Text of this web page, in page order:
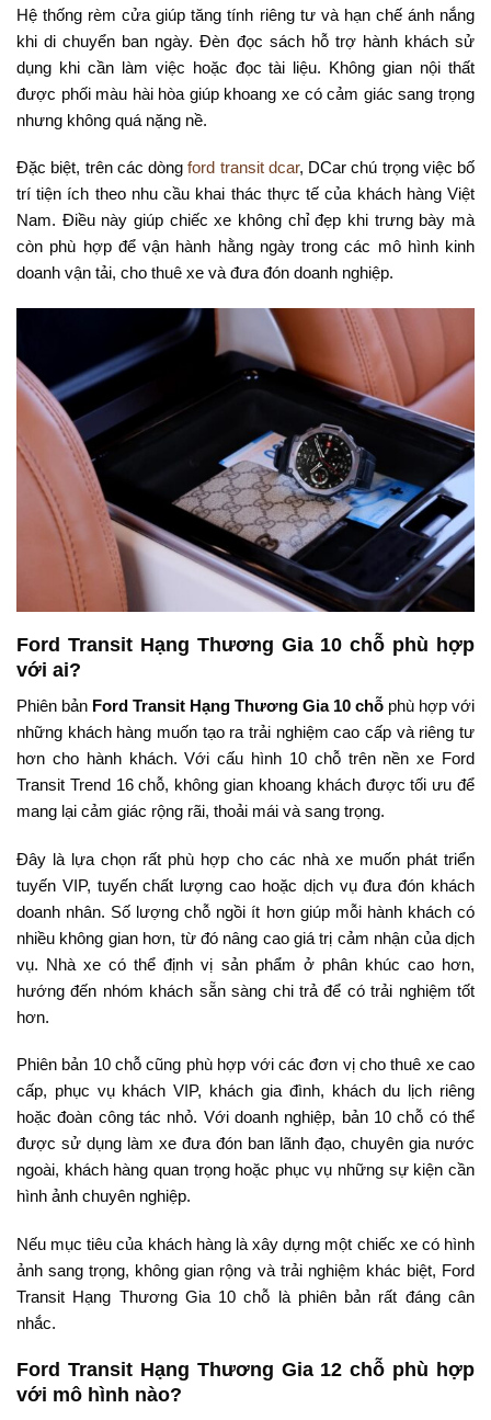
Hệ thống rèm cửa giúp tăng tính riêng tư và hạn chế ánh nắng
khi di chuyển ban ngày. Đèn đọc sách hỗ trợ hành khách sử
dụng khi cần làm việc hoặc đọc tài liệu. Không gian nội thất
được phối màu hài hòa giúp khoang xe có cảm giác sang trọng
nhưng không quá nặng nề.
Đặc biệt, trên các dòngford transit dcar, DCar chú trọng việc bố
trí tiện ích theo nhu cầu khai thác thực tế của khách hàng Việt
Nam. Điều này giúp chiếc xe không chỉ đẹp khi trưng bày mà
còn phù hợp để vận hành hằng ngày trong các mô hình kinh
doanh vận tải, cho thuê xe và đưa đón doanh nghiệp.
Ford Transit Hạng Thương Gia 10 chỗ phù hợp
với ai?
Phiên bản Ford Transit Hạng Thương Gia 10 chỗ phù hợp với
những khách hàng muốn tạo ra trải nghiệm cao cấp và riêng tư
hơn cho hành khách. Với cấu hình 10 chỗ trên nền xe Ford
Transit Trend 16 chỗ, không gian khoang khách được tối ưu để
mang lại cảm giác rộng rãi, thoải mái và sang trọng.
Đây là lựa chọn rất phù hợp cho các nhà xe muốn phát triển
tuyến VIP, tuyến chất lượng cao hoặc dịch vụ đưa đón khách
doanh nhân. Số lượng chỗ ngồi ít hơn giúp mỗi hành khách có
nhiều không gian hơn, từ đó nâng cao giá trị cảm nhận của dịch
vụ. Nhà xe có thể định vị sản phẩm ở phân khúc cao hơn,
hướng đến nhóm khách sẵn sàng chi trả để có trải nghiệm tốt
hơn.
Phiên bản 10 chỗ cũng phù hợp với các đơn vị cho thuê xe cao
cấp, phục vụ khách VIP, khách gia đình, khách du lịch riêng
hoặc đoàn công tác nhỏ. Với doanh nghiệp, bản 10 chỗ có thể
được sử dụng làm xe đưa đón ban lãnh đạo, chuyên gia nước
ngoài, khách hàng quan trọng hoặc phục vụ những sự kiện cần
hình ảnh chuyên nghiệp.
Nếu mục tiêu của khách hàng là xây dựng một chiếc xe có hình
ảnh sang trọng, không gian rộng và trải nghiệm khác biệt, Ford
Transit Hạng Thương Gia 10 chỗ là phiên bản rất đáng cân
nhắc.
Ford Transit Hạng Thương Gia 12 chỗ phù hợp
với mô hình nào?